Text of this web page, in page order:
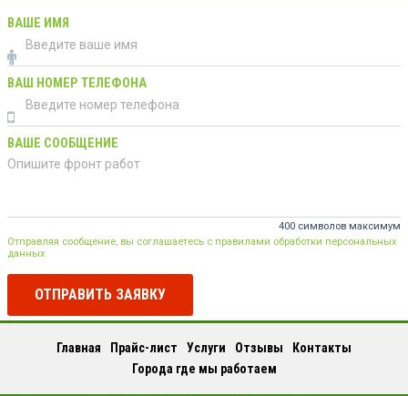
ВАШЕ ИМЯ
ВАШ НОМЕР ТЕЛЕФОНА
ВАШЕ СООБЩЕНИЕ
400 символов максимум
Отправляя сообщение, вы соглашаетесь с правилами обработки персональных
данных
ОТПРАВИТЬ ЗАЯВКУ
Главная Прайс-лист Услуги Отзывы
Контакты
Города где мы работаем